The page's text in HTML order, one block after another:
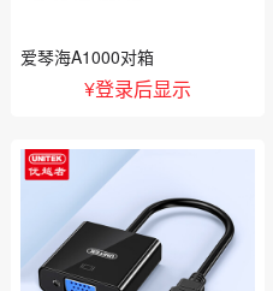
爱琴海A1000对箱
¥登录后显示